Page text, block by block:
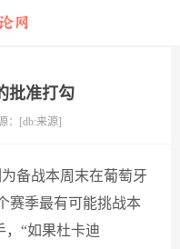
批准打勾
：[db:来源]
备战本周末在葡萄牙
赛季最有可能挑战本
，“如果杜卡迪